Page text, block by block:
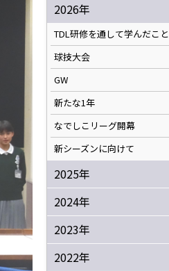
2026年
TDL研修を通して学んだこと
球技大会
GW
新たな1年
なでしこリーグ開幕
新シーズンに向けて
2025年
2024年
2023年
2022年